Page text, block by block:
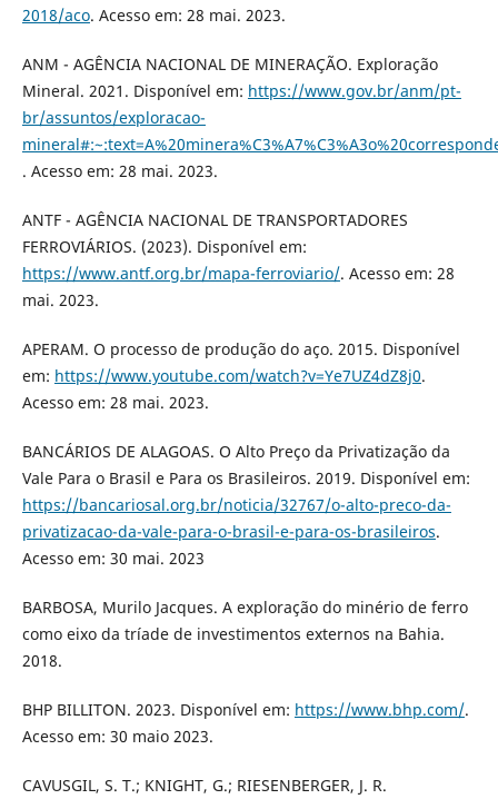
2018/aco. Acesso em: 28 mai. 2023.
ANM - AGÊNCIA NACIONAL DE MINERAÇÃO. Exploração
Mineral. 2021. Disponível em: https://www.gov.br/anm/pt-
br/assuntos/exploracao-
. Acesso em: 28 mai. 2023.
ANTF - AGÊNCIA NACIONAL DE TRANSPORTADORES
FERROVIÁRIOS. (2023). Disponível em:
https://www.antf.org.br/mapa-ferroviario/. Acesso em: 28
mai. 2023.
APERAM. O processo de produção do aço. 2015. Disponível
em: https://www.youtube.com/watch?v=Ye7UZ4dZ8j0.
Acesso em: 28 mai. 2023.
BANCÁRIOS DE ALAGOAS. O Alto Preço da Privatização da
Vale Para o Brasil e Para os Brasileiros. 2019. Disponível em:
https://bancariosal.org.br/noticia/32767/o-alto-preco-da-
privatizacao-da-vale-para-o-brasil-e-para-os-brasileiros.
Acesso em: 30 mai. 2023
BARBOSA, Murilo Jacques. A exploração do minério de ferro
como eixo da tríade de investimentos externos na Bahia.
2018.
BHP BILLITON. 2023. Disponível em: https://www.bhp.com/.
Acesso em: 30 maio 2023.
CAVUSGIL, S. T.; KNIGHT, G.; RIESENBERGER, J. R.